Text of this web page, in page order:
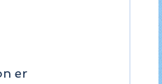
er